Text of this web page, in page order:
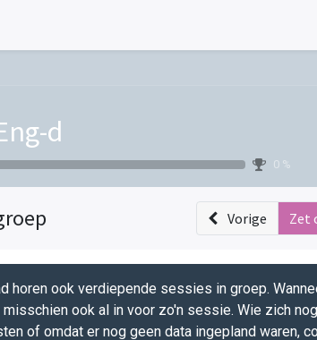
d
0 %
Vorige Zet
horen ook verdiepende sessies in groep.
ook al in voor zo'n sessie. Wie zich
of omdat er nog geen data ingepland waren,